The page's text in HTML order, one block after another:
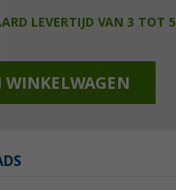
LEVERTIJD VAN 3 TOT 5
WINKELWAGEN